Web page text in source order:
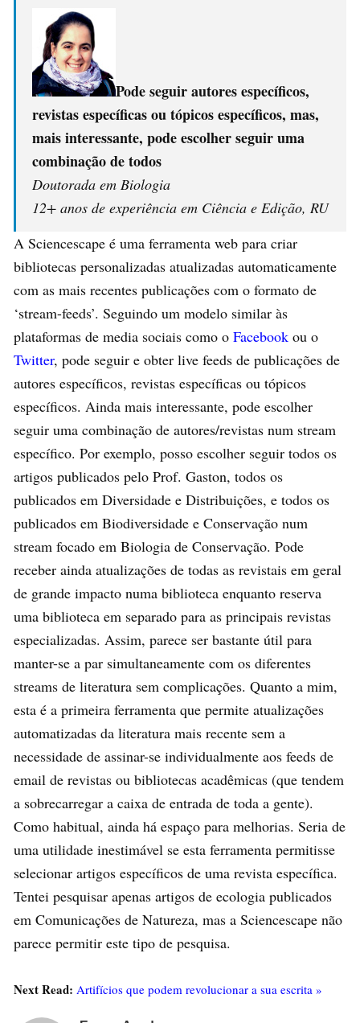
Pode seguir autores específicos,
revistas específicas ou tópicos específicos, mas,
mais interessante, pode escolher seguir uma
combinação de todos
Doutorada em Biologia
12+ anos de experiência em Ciência e Edição, RU
A Sciencescape é uma ferramenta web para criar
bibliotecas personalizadas atualizadas automaticamente
com as mais recentes publicações com o formato de
‘stream-feeds’. Seguindo um modelo similar às
plataformas de media sociais como o Facebook ou o
Twitter, pode seguir e obter live feeds de publicações de
autores específicos, revistas específicas ou tópicos
específicos. Ainda mais interessante, pode escolher
seguir uma combinação de autores/revistas num stream
específico. Por exemplo, posso escolher seguir todos os
artigos publicados pelo Prof. Gaston, todos os
publicados em Diversidade e Distribuições, e todos os
publicados em Biodiversidade e Conservação num
stream focado em Biologia de Conservação. Pode
receber ainda atualizações de todas as revistais em geral
de grande impacto numa biblioteca enquanto reserva
uma biblioteca em separado para as principais revistas
especializadas. Assim, parece ser bastante útil para
manter-se a par simultaneamente com os diferentes
streams de literatura sem complicações. Quanto a mim,
esta é a primeira ferramenta que permite atualizações
automatizadas da literatura mais recente sem a
necessidade de assinar-se individualmente aos feeds de
email de revistas ou bibliotecas acadêmicas (que tendem
a sobrecarregar a caixa de entrada de toda a gente).
Como habitual, ainda há espaço para melhorias. Seria de
uma utilidade inestimável se esta ferramenta permitisse
selecionar artigos específicos de uma revista específica.
Tentei pesquisar apenas artigos de ecologia publicados
em Comunicações de Natureza, mas a Sciencescape não
parece permitir este tipo de pesquisa.
Next Read: Artifícios que podem revolucionar a sua escrita »